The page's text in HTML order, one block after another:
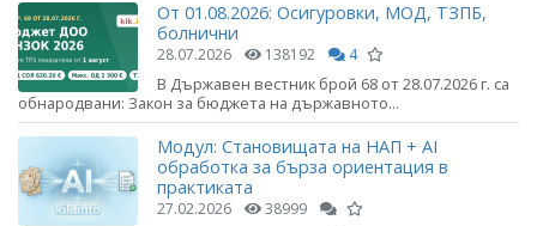
От 01.08.2026: Осигуровки, МОД, ТЗПБ,
болнични
28.07.2026 138192 4
В Държавен вестник брой 68 от 28.07.2026 г. са
обнародвани: Закон за бюджета на държавното...
Модул: Становищата на НАП + AI
обработка за бърза ориентация в
практиката
27.02.2026 38999